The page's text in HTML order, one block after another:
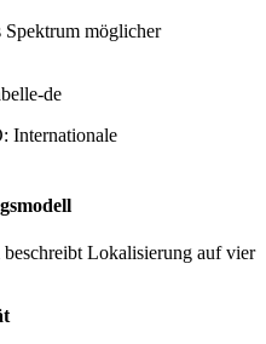
Spektrum möglicher
Internationale
Lokalisierung auf vier